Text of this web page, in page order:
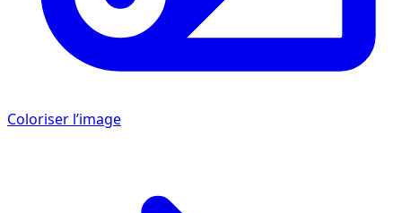
Coloriser l’image